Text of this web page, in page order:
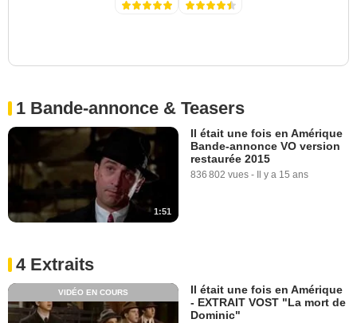
1 Bande-annonce & Teasers
1:51
Il était une fois en Amérique
Bande-annonce VO version
restaurée 2015
836 802 vues - Il y a 15 ans
4 Extraits
VIDÉO EN COURS
Il était une fois en Amérique
- EXTRAIT VOST "La mort de
Dominic"